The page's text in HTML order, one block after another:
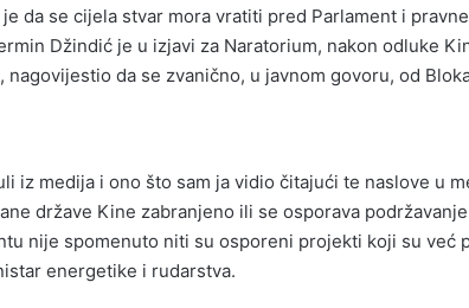
da se cijela stvar mora vratiti pred Parlament i
Džindić je u izjavi za Naratorium, nakon odluke
nagovijestio da se zvanično, u javnom govoru, od
iz medija i ono što sam ja vidio čitajući te naslove u
države Kine zabranjeno ili se osporava
nije spomenuto niti su osporeni projekti koji su već
energetike i rudarstva.